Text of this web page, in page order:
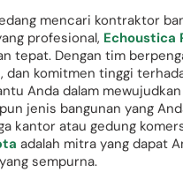
mencari kontraktor
profesional, Echoustica
tepat. Dengan tim
dan komitmen tinggi
Anda dalam
jenis bangunan yang
kantor atau gedung
adalah mitra yang dapat
sempurna.